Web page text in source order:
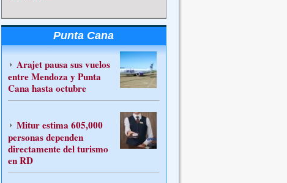
Punta Cana
Arajet pausa sus vuelos
entre Mendoza y Punta
Cana hasta octubre
Mitur estima 605,000
personas dependen
directamente del turismo
en RD